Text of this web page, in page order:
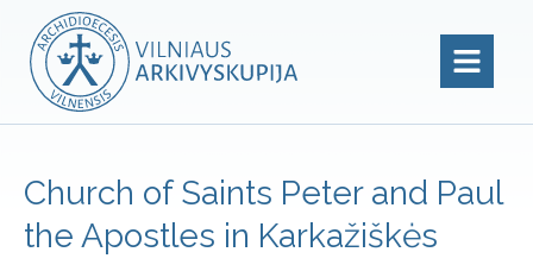
Church of Saints Peter and Paul
the Apostles in Karkažiškės